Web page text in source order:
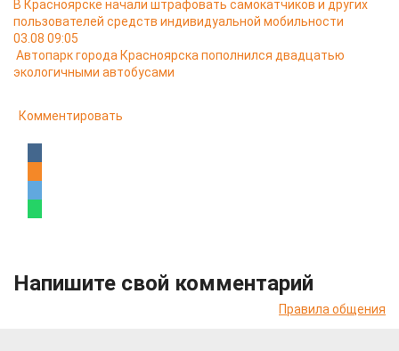
В Красноярске начали штрафовать самокатчиков и других
пользователей средств индивидуальной мобильности
03.08 09:05
Автопарк города Красноярска пополнился двадцатью
экологичными автобусами
Комментировать
Напишите свой комментарий
Правила общения